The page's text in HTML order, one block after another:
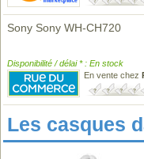
Sony Sony WH-CH720
Disponibilité / délai * : En stock
En vente chez
Les casques